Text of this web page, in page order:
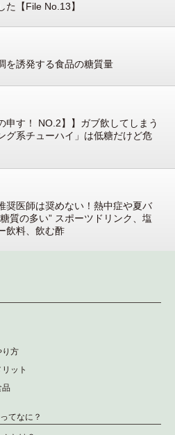
た【File No.13】
を誘発する食品の糖質量
申す！ NO.2】】ガブ飲してしまう
グ系チューハイ」は低糖だけど危
奨医師は奨めない！熱中症や夏バ
質の多い” スポーツドリンク、塩
飲料、飲む酢
り方
ット
品
てなに？